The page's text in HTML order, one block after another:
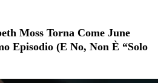
Moss Torna Come June
Episodio (e No, Non È “solo